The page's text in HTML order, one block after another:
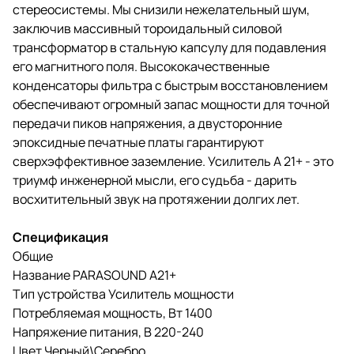
стереосистемы. Мы снизили нежелательный шум,
заключив массивный тороидальный силовой
трансформатор в стальную капсулу для подавления
его магнитного поля. Высококачественные
конденсаторы фильтра с быстрым восстановлением
обеспечивают огромный запас мощности для точной
передачи пиков напряжения, а двусторонние
эпоксидные печатные платы гарантируют
сверхэффективное заземление. Усилитель А 21+ - это
триумф инженерной мысли, его судьба - дарить
восхитительный звук на протяжении долгих лет.
Спецификация
Общие
Название PARASOUND A21+
Тип устройства Усилитель мощности
Потребляемая мощность, Вт 1400
Напряжение питания, В 220-240